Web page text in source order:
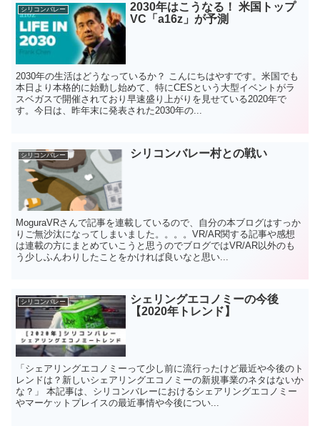
シリコンバレー
2030年はこうなる！ 米国トップ
VC「a16z」が予測
2030年の生活はどうなっているか？ こんにちはやすです。米国でも
本日より本格的に始動し始めて、特にCESという大型イベントがラ
スベガスで開催されており早速盛り上がりを見せている2020年で
す。今日は、昨年末に発表された2030年の...
シリコンバレー シリコンバレー村との戦い
MoguraVRさんで記事を連載しているので、自分の本ブログはすっか
りご無沙汰になってしまいました。。。。VR/AR関する記事や感想
は連載の方にまとめていこうと思うのでブログではVR/AR以外のも
う少しふんわりしたことをかければ良いなと思い...
シリコンバレー
シェリングエコノミーの今後
【2020年トレンド】
「シェアリングエコノミーって少し前に流行ったけど最近や今後のト
レンドは？新しいシェアリングエコノミーの新規事業のネタはないか
な？」 本記事は、シリコンバレーにおけるシェアリングエコノミー
やマーケットプレイスの最近事情や今後につい...